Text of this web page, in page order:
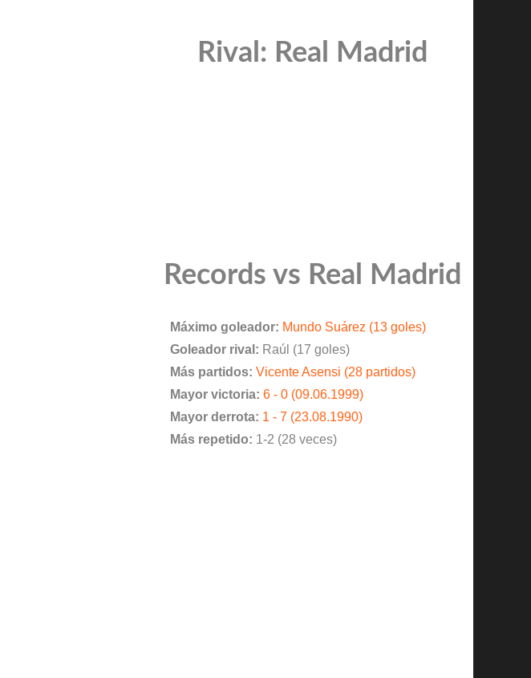
Rival: Real Madrid
Records vs Real Madrid
Máximo goleador: Mundo Suárez (13 goles)
Goleador rival: Raúl (17 goles)
Más partidos: Vicente Asensi (28 partidos)
Mayor victoria: 6 - 0 (09.06.1999)
Mayor derrota: 1 - 7 (23.08.1990)
Más repetido: 1-2 (28 veces)